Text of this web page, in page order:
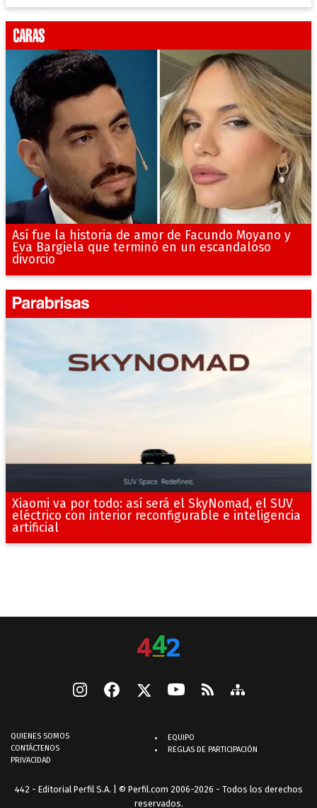
Así fue la historia de amor de Facundo Moyano y
Eva Bargiela que terminó en un escandaloso
divorcio
Xiaomi va por todo: así será el SkyNomad, el SUV
eléctrico con interior reconfigurable e inteligencia
artificial
QUIENES SOMOS
CONTÁCTENOS
PRIVACIDAD
EQUIPO
REGLAS DE PARTICIPACIÓN
442 - Editorial Perfil S.A. | © Perfil.com 2006-2026 - Todos los derechos
reservados.